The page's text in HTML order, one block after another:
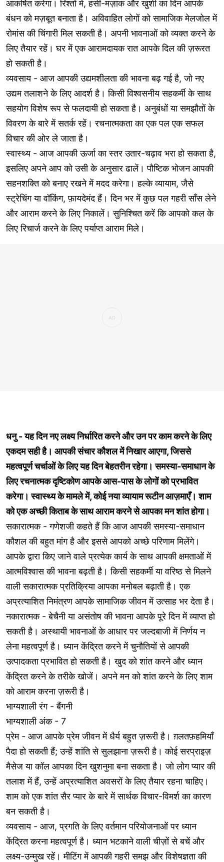
आकर्षित करेगा। रिश्तों में, हंसी-मज़ाक और खुशी का दिन आपके
बंधन को मज़बूत बनाता है। अविवाहित लोगों को सामाजिक मेलजोल में
रोमांस की चिंगारी मिल सकती है। अपनी भावनाओं को व्यक्त करने के
लिए तैयार रहें। घर में एक आरामदायक रात आपके दिल की ज़रूरत
हो सकती है।
व्यवसाय - आज आपकी उद्यमशीलता की भावना बढ़ गई है, जो नए
उद्यम तलाशने के लिए आदर्श है। किसी विश्वसनीय सहकर्मी के साथ
सहयोग विशेष रूप से फलदायी हो सकता है। अनुबंधों या समझौतों के
विवरण के बारे में सतर्क रहें। रचनात्मकता का एक पल एक सफल
विचार की ओर ले जाता है।
स्वास्थ्य - आज आपकी ऊर्जा का स्तर उतार-चढ़ाव भरा हो सकता है,
इसलिए अपने आप को उसी के अनुसार ढालें। पौष्टिक भोजन आपकी
सहनशक्ति को बनाए रखने में मदद करेगा। हल्के व्यायाम, जैसे
स्ट्रेचिंग या वॉकिंग, फ़ायदेमंद हैं। दिन भर में कुछ पल गहरी साँस लेने
और आराम करने के लिए निकालें। सुनिश्चित करें कि आपको कल के
लिए रिचार्ज करने के लिए पर्याप्त आराम मिले।
धनु - यह दिन नए लक्ष्य निर्धारित करने और उन पर काम करने के लिए
एकदम सही है। आपकी संचार कौशल में निखार आएगा, जिससे
महत्वपूर्ण चर्चाओं के लिए यह दिन बेहतरीन रहेगा। समस्या-समाधान के
लिए रचनात्मक दृष्टिकोण आपके आस-पास के लोगों को प्रभावित
करेगा। स्वास्थ्य के मामले में, कोई नया व्यायाम रूटीन आज़माएँ। शाम
को एक अच्छी किताब के साथ आराम करने से आपका मन शांत होगा।
सकारात्मक - गणेशजी कहते हैं कि आज आपकी समस्या-समाधान
कौशल की बहुत मांग है और इससे आपको अच्छे परिणाम मिलेंगे।
आपके द्वारा किए जाने वाले प्रत्येक कार्य के साथ आपकी क्षमताओं में
आत्मविश्वास की भावना बढ़ती है। किसी सहकर्मी या वरिष्ठ से मिलने
वाली सकारात्मक प्रतिक्रिया आपका मनोबल बढ़ाती है। एक
अप्रत्याशित निमंत्रण आपके सामाजिक जीवन में उत्साह भर देता है।
नकारात्मक - बेचैनी या असंतोष की भावना आपके पूरे दिन में व्याप्त हो
सकती है। अस्थायी भावनाओं के आधार पर जल्दबाजी में निर्णय न
लेना महत्वपूर्ण है। ध्यान केंद्रित करने में चुनौतियों से आपकी
उत्पादकता प्रभावित हो सकती है। खुद को शांत करने और ध्यान
केंद्रित करने के तरीके खोजें। अपने मन को शांत करने के लिए शाम
को आराम करना ज़रूरी है।
भाग्यशाली रंग - बैंगनी
भाग्यशाली अंक - 7
प्रेम - आज आपके प्रेम जीवन में धैर्य बहुत ज़रूरी है। ग़लतफ़हमियाँ
पैदा हो सकती हैं; उन्हें शांति से सुलझाना ज़रूरी है। कोई सरप्राइज़
मैसेज या कॉल आपका दिन खुशनुमा बना सकता है। जो लोग प्यार की
तलाश में हैं, उन्हें अप्रत्याशित अवसरों के लिए तैयार रहना चाहिए।
शाम को एक शांत सैर प्यार के बारे में सार्थक विचार-विमर्श का कारण
बन सकती है।
व्यवसाय - आज, प्रगति के लिए वर्तमान परियोजनाओं पर ध्यान
केंद्रित करना महत्वपूर्ण है। ध्यान भटकाने वाली चीज़ों से बचें और
लक्ष्य-उन्मुख रहें। मीटिंग में आपकी गहरी समझ और विशेषज्ञता की